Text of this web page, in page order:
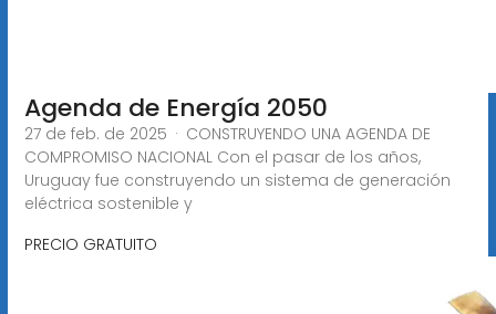
Agenda de Energía 2050
27 de feb. de 2025 · CONSTRUYENDO UNA AGENDA DE
COMPROMISO NACIONAL Con el pasar de los años,
Uruguay fue construyendo un sistema de generación
eléctrica sostenible y
PRECIO GRATUITO